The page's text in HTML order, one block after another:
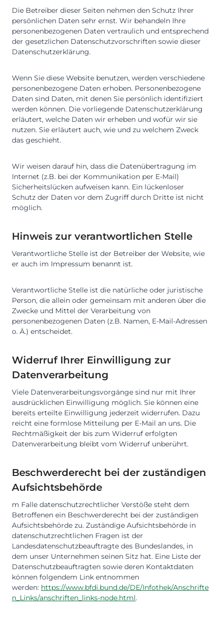
Die Betreiber dieser Seiten nehmen den Schutz Ihrer
persönlichen Daten sehr ernst. Wir behandeln Ihre
personenbezogenen Daten vertraulich und entsprechend
der gesetzlichen Datenschutzvorschriften sowie dieser
Datenschutzerklärung.
Wenn Sie diese Website benutzen, werden verschiedene
personenbezogene Daten erhoben. Personenbezogene
Daten sind Daten, mit denen Sie persönlich identifiziert
werden können. Die vorliegende Datenschutzerklärung
erläutert, welche Daten wir erheben und wofür wir sie
nutzen. Sie erläutert auch, wie und zu welchem Zweck
das geschieht.
Wir weisen darauf hin, dass die Datenübertragung im
Internet (z.B. bei der Kommunikation per E-Mail)
Sicherheitslücken aufweisen kann. Ein lückenloser
Schutz der Daten vor dem Zugriff durch Dritte ist nicht
möglich.
Hinweis zur verantwortlichen Stelle
Verantwortliche Stelle ist der Betreiber der Website, wie
er auch im Impressum benannt ist.
Verantwortliche Stelle ist die natürliche oder juristische
Person, die allein oder gemeinsam mit anderen über die
Zwecke und Mittel der Verarbeitung von
personenbezogenen Daten (z.B. Namen, E-Mail-Adressen
o. Ä.) entscheidet.
Widerruf Ihrer Einwilligung zur
Datenverarbeitung
Viele Datenverarbeitungsvorgänge sind nur mit Ihrer
ausdrücklichen Einwilligung möglich. Sie können eine
bereits erteilte Einwilligung jederzeit widerrufen. Dazu
reicht eine formlose Mitteilung per E-Mail an uns. Die
Rechtmäßigkeit der bis zum Widerruf erfolgten
Datenverarbeitung bleibt vom Widerruf unberührt.
Beschwerderecht bei der zuständigen
Aufsichtsbehörde
m Falle datenschutzrechtlicher Verstöße steht dem
Betroffenen ein Beschwerderecht bei der zuständigen
Aufsichtsbehörde zu. Zuständige Aufsichtsbehörde in
datenschutzrechtlichen Fragen ist der
Landesdatenschutzbeauftragte des Bundeslandes, in
dem unser Unternehmen seinen Sitz hat. Eine Liste der
Datenschutzbeauftragten sowie deren Kontaktdaten
können folgendem Link entnommen
werden: https://www.bfdi.bund.de/DE/Infothek/Anschrifte
n_Links/anschriften_links-node.html.